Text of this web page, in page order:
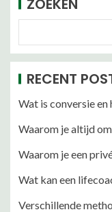
ZOEKEN
RECENT
Wat is conversie en
Waarom je altijd
Waarom je een
Wat kan een
Verschillende